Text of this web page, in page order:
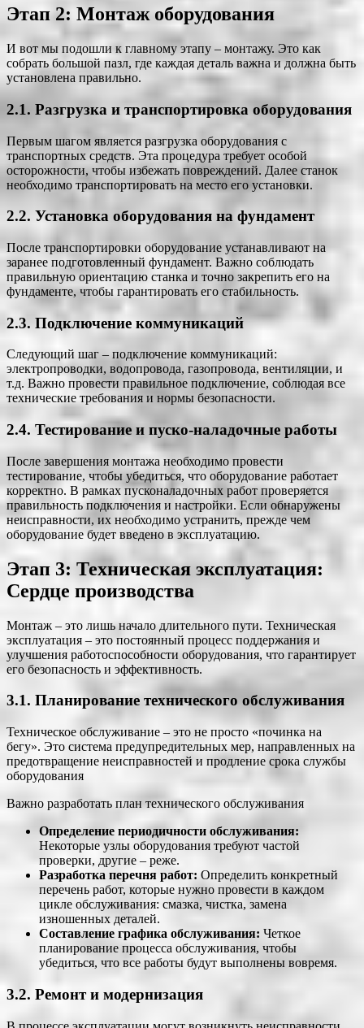
Этап 2: Монтаж оборудования
И вот мы подошли к главному этапу – монтажу. Это как
собрать большой пазл, где каждая деталь важна и должна быть
установлена правильно.
2.1. Разгрузка и транспортировка оборудования
Первым шагом является разгрузка оборудования с
транспортных средств. Эта процедура требует особой
осторожности, чтобы избежать повреждений. Далее станок
необходимо транспортировать на место его установки.
2.2. Установка оборудования на фундамент
После транспортировки оборудование устанавливают на
заранее подготовленный фундамент. Важно соблюдать
правильную ориентацию станка и точно закрепить его на
фундаменте, чтобы гарантировать его стабильность.
2.3. Подключение коммуникаций
Следующий шаг – подключение коммуникаций:
электропроводки, водопровода, газопровода, вентиляции, и
т.д. Важно провести правильное подключение, соблюдая все
технические требования и нормы безопасности.
2.4. Тестирование и пуско-наладочные работы
После завершения монтажа необходимо провести
тестирование, чтобы убедиться, что оборудование работает
корректно. В рамках пусконаладочных работ проверяется
правильность подключения и настройки. Если обнаружены
неисправности, их необходимо устранить, прежде чем
оборудование будет введено в эксплуатацию.
Этап 3: Техническая эксплуатация:
Сердце производства
Монтаж – это лишь начало длительного пути. Техническая
эксплуатация – это постоянный процесс поддержания и
улучшения работоспособности оборудования, что гарантирует
его безопасность и эффективность.
3.1. Планирование технического обслуживания
Техническое обслуживание – это не просто «починка на
бегу». Это система предупредительных мер, направленных на
предотвращение неисправностей и продление срока службы
оборудования
Важно разработать план технического обслуживания
Определение периодичности обслуживания:
Некоторые узлы оборудования требуют частой
проверки, другие – реже.
Разработка перечня работ: Определить конкретный
перечень работ, которые нужно провести в каждом
цикле обслуживания: смазка, чистка, замена
изношенных деталей.
Составление графика обслуживания: Четкое
планирование процесса обслуживания, чтобы
убедиться, что все работы будут выполнены вовремя.
3.2. Ремонт и модернизация